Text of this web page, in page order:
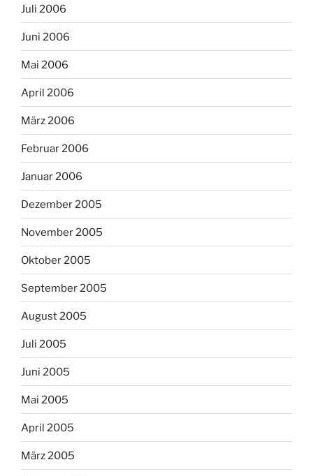
Juli 2006
Juni 2006
Mai 2006
April 2006
März 2006
Februar 2006
Januar 2006
Dezember 2005
November 2005
Oktober 2005
September 2005
August 2005
Juli 2005
Juni 2005
Mai 2005
April 2005
März 2005